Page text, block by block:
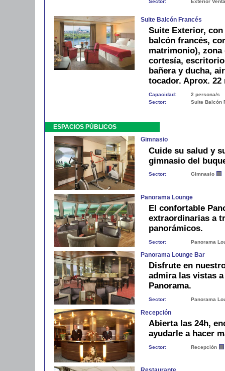
Suite Balcón Francés
Suite Exterior,
balcón francés,
matrimonio), zona
cortesía,
bañera y ducha,
tocador. Aprox. 22
Capacidad:
2 persona/s
Sector:
Suite Balcón
ESPACIOS PÚBLICOS
Gimnasio
Cuide su salud y
gimnasio del
Sector: Gimnasio
Panorama Lounge
El confortable
extraordinarias a
panorámicos.
Sector: Panorama
Panorama Lounge Bar
Disfrute en
admira las vistas
Panorama.
Sector: Panorama
Recepción
Abierta las 24h,
ayudarle a hacer
Sector: Recepción